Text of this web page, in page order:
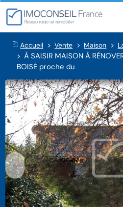
Accueil Vente Maison
À SAISIR MAISON À
BOISÉ proche du